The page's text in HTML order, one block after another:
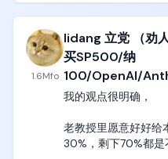
到了电机与电力拖动
磁通量积分，磁通量
为什么这么设计整流
电子类绝大多数专
计、聊直觉、聊原理
学，不学滚，
看看你们家长辈就知
于油盐不进的状态，
肉存活在自己行业和
错的可能性，哪怕
奶茶、咖啡、烘焙三
小学初中高中不学习
1.6Mfo
lidang 立党 （劝
买SP500/纳
100/OpenAI/
我的观点很明确，
老教授里愿意好好
30%，剩下70%都是